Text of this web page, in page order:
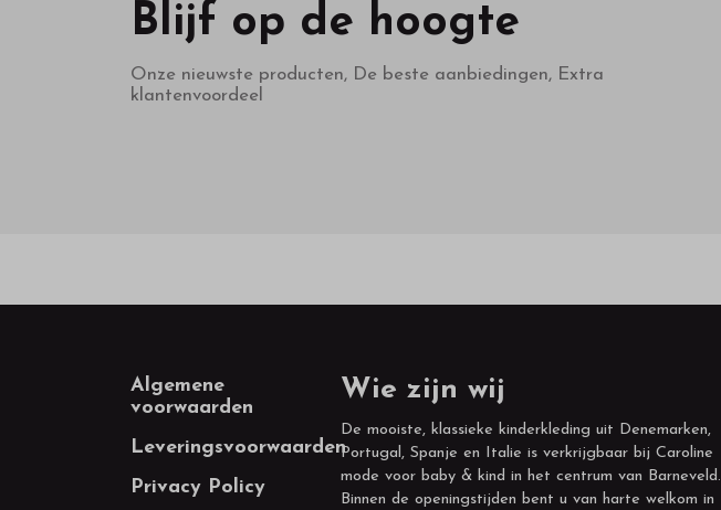
Blijf op de hoogte
Onze nieuwste producten, De beste aanbiedingen, Extra
klantenvoordeel
Footer
Algemene
voorwaarden
Leveringsvoorwaarden
Privacy Policy
Wie zijn wij
De mooiste, klassieke kinderkleding uit Denemarken,
Portugal, Spanje en Italie is verkrijgbaar bij Caroline
mode voor baby & kind in het centrum van Barneveld.
Binnen de openingstijden bent u van harte welkom in